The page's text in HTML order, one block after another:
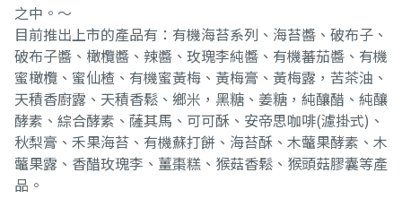
之中。～
目前推出上市的產品有：有機海苔系列、海苔醬、破布子、
破布子醬、橄欖醬、辣醬、玫瑰李純醬、有機蕃茄醬、有機
蜜橄欖、蜜仙楂、有機蜜黃梅、黃梅膏、黃梅露，苦茶油、
天積香廚露、天積香鬆、鄉米，黑糖、姜糖，純釀醋、純釀
酵素、綜合酵素、薩其馬、可可酥、安帝思咖啡(濾掛式)、
秋梨膏、禾果海苔、有機蘇打餅、海苔酥、木虌果酵素、木
虌果露、香醋玫瑰李、薑棗糕、猴菇香鬆、猴頭菇膠囊等產
品。